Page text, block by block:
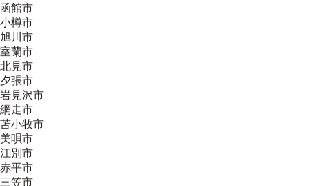
函館市
小樽市
旭川市
室蘭市
北見市
夕張市
岩見沢市
網走市
苫小牧市
美唄市
江別市
赤平市
三笠市